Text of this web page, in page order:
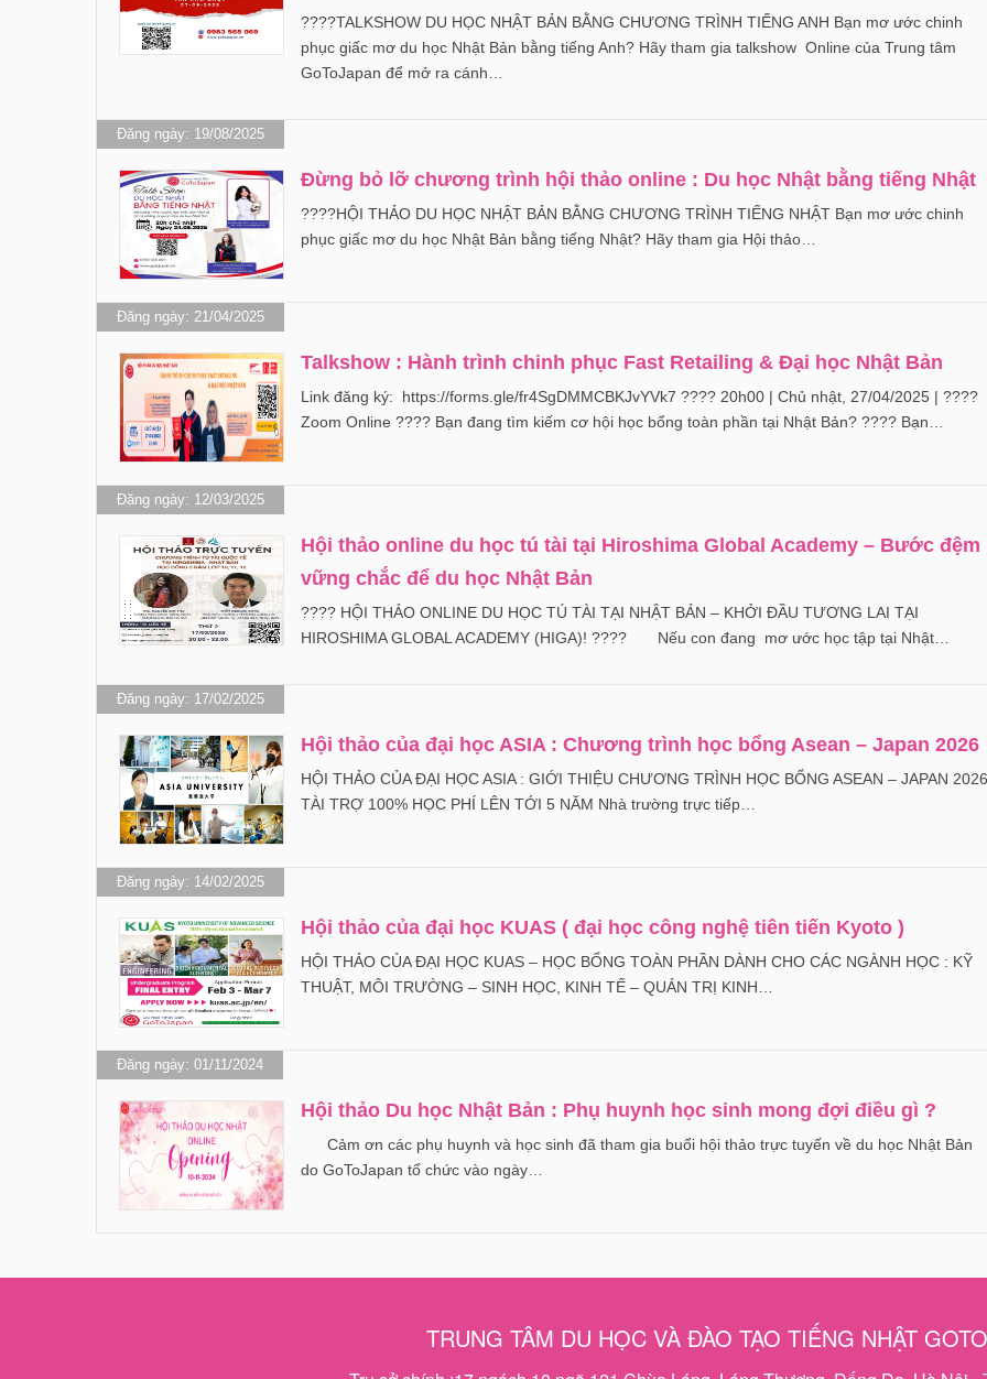
????TALKSHOW DU HỌC NHẬT BẢN BẰNG CHƯƠNG TRÌNH TIẾNG ANH Bạn mơ ước chinh
phục giấc mơ du học Nhật Bản bằng tiếng Anh? Hãy tham gia talkshow Online của Trung tâm
GoToJapan để mở ra cánh…
Đăng ngày: 19/08/2025
Đừng bỏ lỡ chương trình hội thảo online : Du học Nhật bằng tiếng Nhật
????HỘI THẢO DU HỌC NHẬT BẢN BẰNG CHƯƠNG TRÌNH TIẾNG NHẬT Bạn mơ ước chinh
phục giấc mơ du học Nhật Bản bằng tiếng Nhật? Hãy tham gia Hội thảo…
Đăng ngày: 21/04/2025
Talkshow : Hành trình chinh phục Fast Retailing & Đại học Nhật Bản
Link đăng ký: https://forms.gle/fr4SgDMMCBKJvYVk7 ???? 20h00 | Chủ nhật, 27/04/2025 | ????
Zoom Online ???? Bạn đang tìm kiếm cơ hội học bổng toàn phần tại Nhật Bản? ???? Bạn…
Đăng ngày: 12/03/2025
Hội thảo online du học tú tài tại Hiroshima Global Academy – Bước đệm
vững chắc để du học Nhật Bản
???? HỘI THẢO ONLINE DU HỌC TÚ TÀI TẠI NHẬT BẢN – KHỞI ĐẦU TƯƠNG LAI TẠI
HIROSHIMA GLOBAL ACADEMY (HIGA)! ???? Nếu con đang mơ ước học tập tại Nhật…
Đăng ngày: 17/02/2025
Hội thảo của đại học ASIA : Chương trình học bổng Asean – Japan 2026
HỘI THẢO CỦA ĐẠI HỌC ASIA : GIỚI THIỆU CHƯƠNG TRÌNH HỌC BỔNG ASEAN – JAPAN 2026
TÀI TRỢ 100% HỌC PHÍ LÊN TỚI 5 NĂM Nhà trường trực tiếp…
Đăng ngày: 14/02/2025
Hội thảo của đại học KUAS ( đại học công nghệ tiên tiến Kyoto )
HỘI THẢO CỦA ĐẠI HỌC KUAS – HỌC BỔNG TOÀN PHẦN DÀNH CHO CÁC NGÀNH HỌC : KỸ
THUẬT, MÔI TRƯỜNG – SINH HỌC, KINH TẾ – QUẢN TRỊ KINH…
Đăng ngày: 01/11/2024
Hội thảo Du học Nhật Bản : Phụ huynh học sinh mong đợi điều gì ?
Cảm ơn các phụ huynh và học sinh đã tham gia buổi hội thảo trực tuyến về du học Nhật Bản
do GoToJapan tổ chức vào ngày…
TRUNG TÂM DU HỌC VÀ ĐÀO TẠO TIẾNG NHẬT